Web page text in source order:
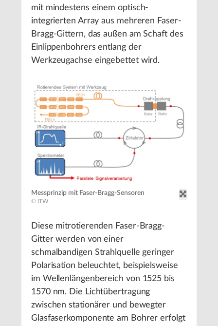
mit mindestens einem optisch-
integrierten Array aus mehreren Faser-
Bragg-Gittern, das außen am Schaft des
Einlippenbohrers entlang der
Werkzeugachse eingebettet wird.
Messprinzip mit Faser-Bragg-Sensoren
© ITW
Diese mitrotierenden Faser-Bragg-
Gitter werden von einer
schmalbandigen Strahlquelle geringer
Polarisation beleuchtet, beispielsweise
im Wellenlängenbereich von 1525 bis
1570 nm. Die Lichtübertragung
zwischen stationärer und bewegter
Glasfaserkomponente am Bohrer erfolgt